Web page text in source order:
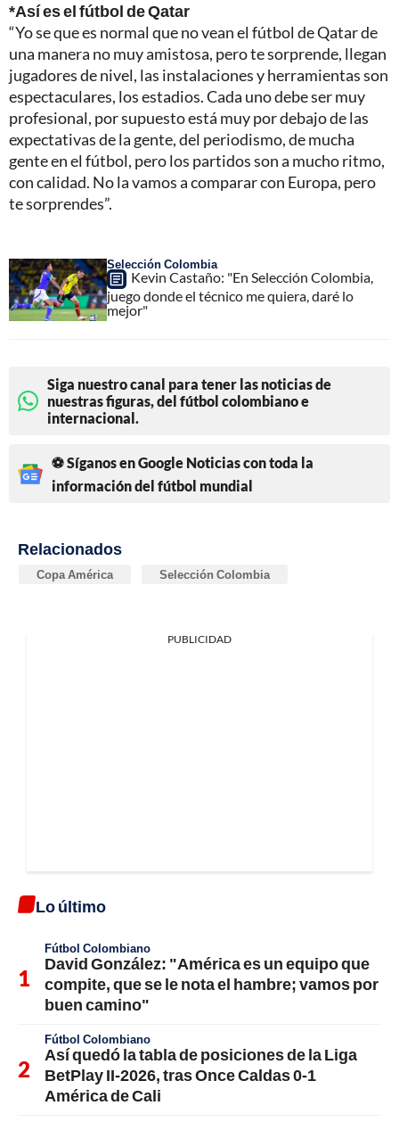
*Así es el fútbol de Qatar
“Yo se que es normal que no vean el fútbol de Qatar de
una manera no muy amistosa, pero te sorprende, llegan
jugadores de nivel, las instalaciones y herramientas son
espectaculares, los estadios. Cada uno debe ser muy
profesional, por supuesto está muy por debajo de las
expectativas de la gente, del periodismo, de mucha
gente en el fútbol, pero los partidos son a mucho ritmo,
con calidad. No la vamos a comparar con Europa, pero
te sorprendes”.
Selección Colombia
Kevin Castaño: "En Selección Colombia,
juego donde el técnico me quiera, daré lo
mejor"
Siga nuestro canal para tener las noticias de
nuestras figuras, del fútbol colombiano e
internacional.
⚽ Síganos en Google Noticias con toda la
información del fútbol mundial
Relacionados
Copa América Selección Colombia
PUBLICIDAD
Lo último
Fútbol Colombiano
David González: "América es un equipo que
compite, que se le nota el hambre; vamos por
buen camino"
Fútbol Colombiano
Así quedó la tabla de posiciones de la Liga
BetPlay II-2026, tras Once Caldas 0-1
América de Cali